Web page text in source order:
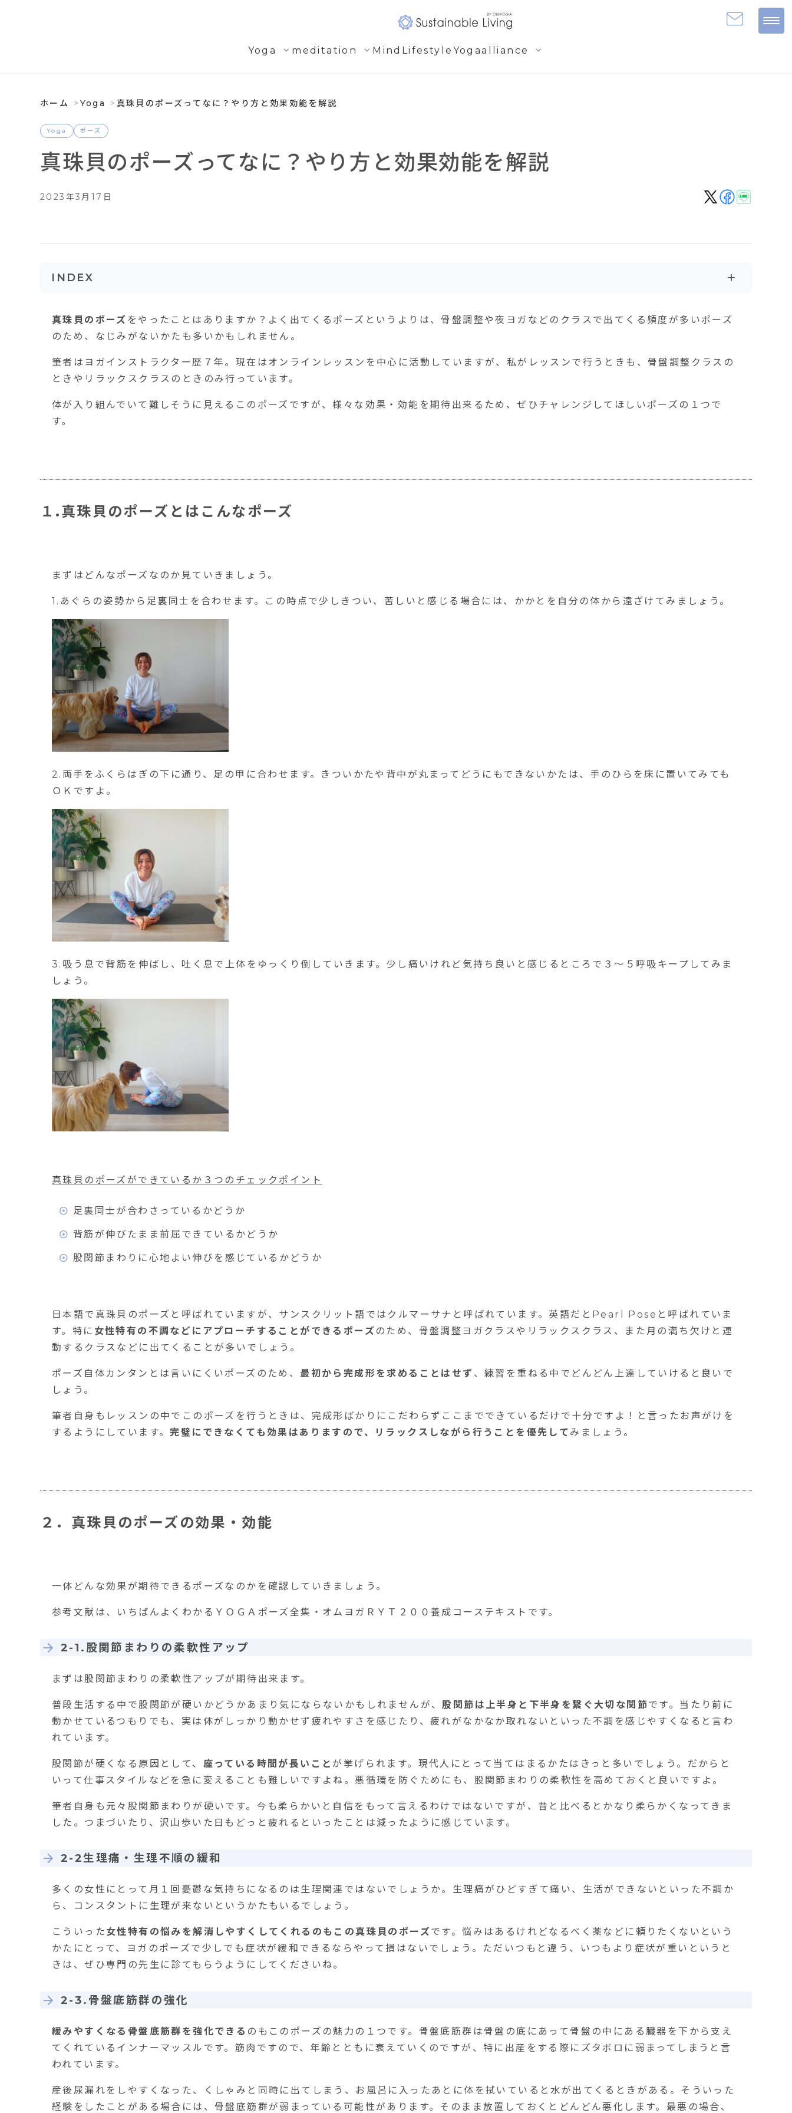
Yoga expand_more meditation expand_more Mind Lifestyle Yogaalliance expand_more
ホーム Yoga 真珠貝のポーズってなに？やり方と効果効能を解説
Yoga ポーズ
真珠貝のポーズってなに？やり方と効果効能を解説
2023年3月17日
INDEX +
２．真珠貝のポーズの効果・効能
2-2生理痛・生理不順の緩和
真珠貝のポーズ をやったことはありますか？よく出てくるポーズというよりは、骨盤調整や夜ヨガなどのクラスで出てくる頻度が多いポーズ
のため、なじみがないかたも多いかもしれません。
筆者はヨガインストラクター歴７年。現在はオンラインレッスンを中心に活動していますが、私がレッスンで行うときも、骨盤調整クラスの
ときやリラックスクラスのときのみ行っています。
体が入り組んでいて難しそうに見えるこのポーズですが、様々な効果・効能を期待出来るため、ぜひチャレンジしてほしいポーズの１つで
す。
１.真珠貝のポーズとはこんなポーズ
まずはどんなポーズなのか見ていきましょう。
1.あぐらの姿勢から足裏同士を合わせます。この時点で少しきつい、苦しいと感じる場合には、かかとを自分の体から遠ざけてみましょう。
2.両手をふくらはぎの下に通り、足の甲に合わせます。きついかたや背中が丸まってどうにもできないかたは、手のひらを床に置いてみても
ＯＫですよ。
3.吸う息で背筋を伸ばし、吐く息で上体をゆっくり倒していきます。少し痛いけれど気持ち良いと感じるところで３～５呼吸キープしてみま
しょう。
真珠貝のポーズができているか３つのチェックポイント
足裏同士が合わさっているかどうか
背筋が伸びたまま前屈できているかどうか
股関節まわりに心地よい伸びを感じているかどうか
日本語で真珠貝のポーズと呼ばれていますが、サンスクリット語ではクルマーサナと呼ばれています。英語だと Pearl Pose と呼ばれていま
す。特に 女性特有の不調などにアプローチすることができるポーズ のため、骨盤調整ヨガクラスやリラックスクラス、また月の満ち欠けと連
動するクラスなどに出てくることが多いでしょう。
ポーズ自体カンタンとは言いにくいポーズのため、 最初から完成形を求めることはせず 、練習を重ねる中でどんどん上達していけると良いで
しょう。
筆者自身もレッスンの中でこのポーズを行うときは、完成形ばかりにこだわらずここまでできているだけで十分ですよ！と言ったお声がけを
するようにしています。完璧にできなくても効果はありますので、リラックスしながら行うことを優先して みましょう。
２．真珠貝のポーズの効果・効能
一体どんな効果が期待できるポーズなのかを確認していきましょう。
参考文献は、いちばんよくわかるＹＯＧＡポーズ全集・オムヨガＲＹＴ２００養成コーステキストです。
2-1.股関節まわりの柔軟性アップ
まずは股関節まわりの柔軟性アップが期待出来ます。
普段生活する中で股関節が硬いかどうかあまり気にならないかもしれませんが、股関節は上半身と下半身を繋ぐ大切な関節です。当たり前に
動かせているつもりでも、実は体がしっかり動かせず疲れやすさを感じたり、疲れがなかなか取れないといった不調を感じやすくなると言わ
れています。
股関節が硬くなる原因として、 座っている時間が長いことが挙げられます。現代人にとって当てはまるかたはきっと多いでしょう。だからと
いって仕事スタイルなどを急に変えることも難しいですよね。悪循環を防ぐためにも、股関節まわりの柔軟性を高めておくと良いですよ。
筆者自身も元々股関節まわりが硬いです。今も柔らかいと自信をもって言えるわけではないですが、昔と比べるとかなり柔らかくなってきま
した。つまづいたり、沢山歩いた日もどっと疲れるといったことは減ったように感じています。
2-2生理痛・生理不順の緩和
多くの女性にとって月１回憂鬱な気持ちになるのは生理関連ではないでしょうか。生理痛がひどすぎて痛い、生活ができないといった不調か
ら、コンスタントに生理が来ないというかたもいるでしょう。
こういった 女性特有の悩みを解消しやすくしてくれるのもこの真珠貝のポーズです。悩みはあるけれどなるべく薬などに頼りたくないという
かたにとって、ヨガのポーズで少しでも症状が緩和できるならやって損はないでしょう。ただいつもと違う、いつもより症状が重いというと
きは、ぜひ専門の先生に診てもらうようにしてくださいね。
2-3.骨盤底筋群の強化
緩みやすくなる骨盤底筋群を強化できる のもこのポーズの魅力の１つです。骨盤底筋群は骨盤の底にあって骨盤の中にある臓器を下から支え
てくれているインナーマッスルです。筋肉ですので、年齢とともに衰えていくのですが、特に出産をする際にズタボロに弱まってしまうと言
われています。
産後尿漏れをしやすくなった、くしゃみと同時に出てしまう、お風呂に入ったあとに体を拭いていると水が出てくるときがある。そういった
経験をしたことがある場合には、骨盤底筋群が弱まっている可能性があります。そのまま放置しておくとどんどん悪化します。最悪の場合、